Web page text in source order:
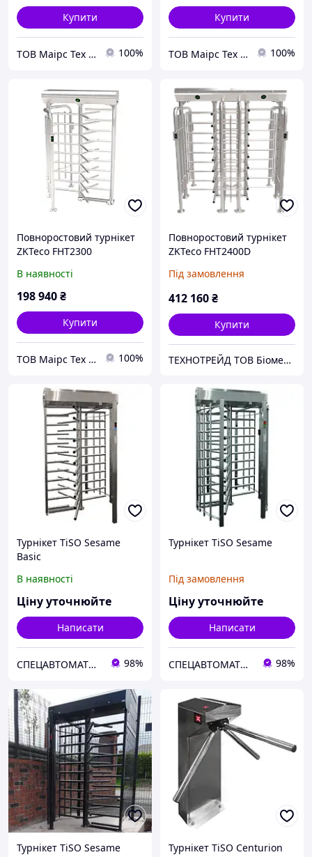
Купити
ТОВ Маірс Тех - Комплексні рішення для забезпечення безпеки та контролю доступу 100%
Купити
ТОВ Маірс Тех - Комплексні рішення для забезпечення безпеки та контролю доступу 100%
Повноростовий турнікет
ZKTeco FHT2300
В наявності
198 940₴
Купити
ТОВ Маірс Тех - Комплексні рішення для забезпечення безпеки та контролю доступу 100%
Повноростовий турнікет
ZKTeco FHT2400D
Під замовлення
412 160₴
Купити
ТЕХНОТРЕЙД ТОВ Біометричні системи. RFID. Облік робочого часу.
Турнікет TiSO Sesame
Basic
В наявності
Ціну уточнюйте
Написати
СПЕЦАВТОМАТИКА 98%
Турнікет TiSO Sesame
Під замовлення
Ціну уточнюйте
Написати
СПЕЦАВТОМАТИКА 98%
Турнікет TiSO Sesame
Турнікет TiSO Centurion